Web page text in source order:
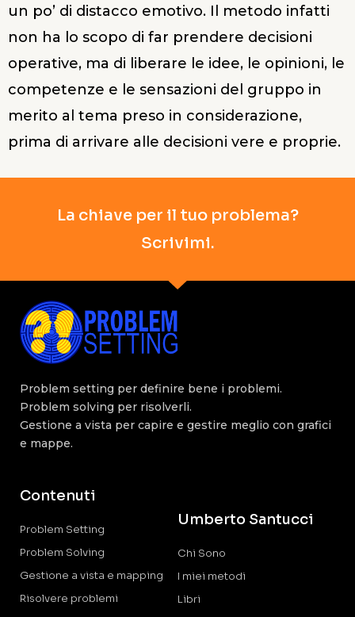
un po’ di distacco emotivo. Il metodo infatti
non ha lo scopo di far prendere decisioni
operative, ma di liberare le idee, le opinioni, le
competenze e le sensazioni del gruppo in
merito al tema preso in considerazione,
prima di arrivare alle decisioni vere e proprie.
La chiave per il tuo problema?
Scrivimi.
Problem setting per definire bene i problemi.
Problem solving per risolverli.
Gestione a vista per capire e gestire meglio con grafici
e mappe.
Contenuti
Problem Setting
Problem Solving
Gestione a vista e mapping
Risolvere problemi
Umberto Santucci
Chi Sono
I miei metodi
Libri